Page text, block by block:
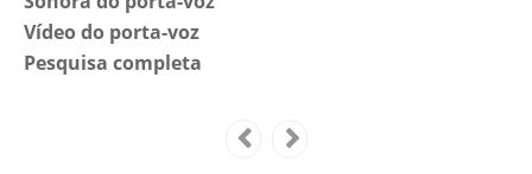
Vídeo do porta-voz
Pesquisa completa